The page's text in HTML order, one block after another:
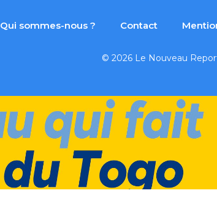
Qui sommes-nous ? Contact
© 2026 Le Nouveau